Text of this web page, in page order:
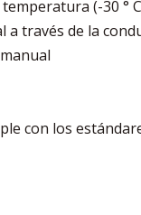
(-30 ° C
través de la
con los